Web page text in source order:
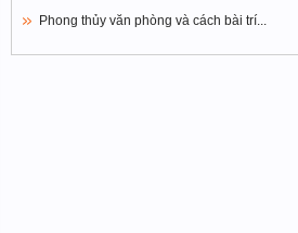
Phong thủy văn phòng và cách bài trí...